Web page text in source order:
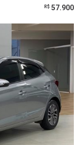
R$ 57.900